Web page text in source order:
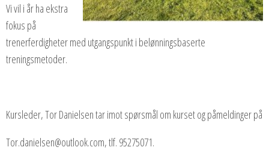
Vi vil i år ha ekstra
fokus på
trenerferdigheter med utgangspunkt i belønningsbaserte
treningsmetoder.
Kursleder, Tor Danielsen tar imot spørsmål om kurset og påmeldinger på
Tor.danielsen@outlook.com, tlf. 95275071.